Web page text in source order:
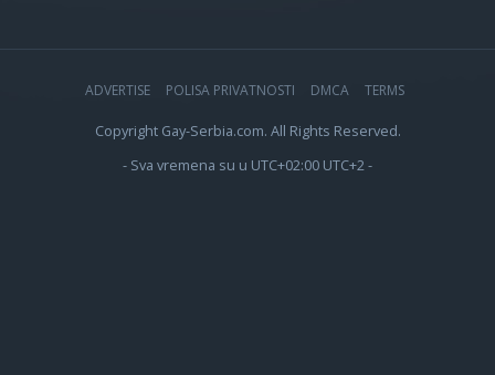
ADVERTISE POLISA PRIVATNOSTI DMCA TERMS
Copyright Gay-Serbia.com. All Rights Reserved.
- Sva vremena su u UTC+02:00 UTC+2 -